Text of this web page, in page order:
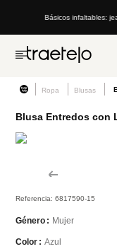
Básicos infaltables:
Ropa Blusas
Blusa Entredos con
Referencia:6817590-15
Género Mujer
Color Azul